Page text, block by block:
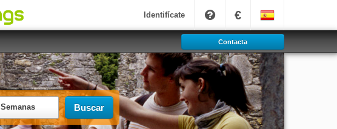
Identifícate €
Contacta
Semanas Buscar